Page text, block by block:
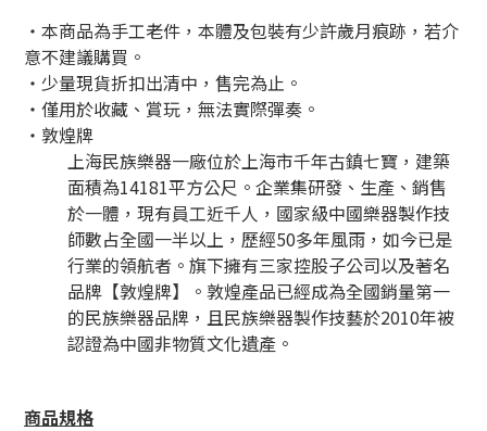
・本商品為手工老件，本體及包裝有少許歲月痕跡，若介
意不建議購買。
・少量現貨折扣出清中，售完為止。
・僅用於收藏、賞玩，無法實際彈奏。
・敦煌牌
上海民族樂器一廠位於上海市千年古鎮七寶，建築
面積為14181平方公尺。企業集研發、生產、銷售
於一體，現有員工近千人，國家級中國樂器製作技
師數占全國一半以上，歷經50多年風雨，如今已是
行業的領航者。旗下擁有三家控股子公司以及著名
品牌【敦煌牌】。敦煌產品已經成為全國銷量第一
的民族樂器品牌，且民族樂器製作技藝於2010年被
認證為中國非物質文化遺產。
商品規格